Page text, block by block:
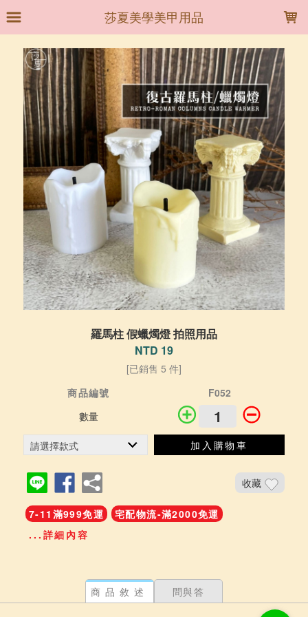
莎夏美學美甲用品
羅馬柱 假蠟燭燈 拍照用品
NTD 19
[已銷售 5 件]
商品編號
F052
數量
加入購物車
收藏
7-11滿999免運
宅配物流-滿2000免運
...詳細內容
商品敘述 問與答